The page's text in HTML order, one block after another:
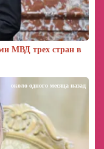
МВД трех стран в
около одного месяца назад